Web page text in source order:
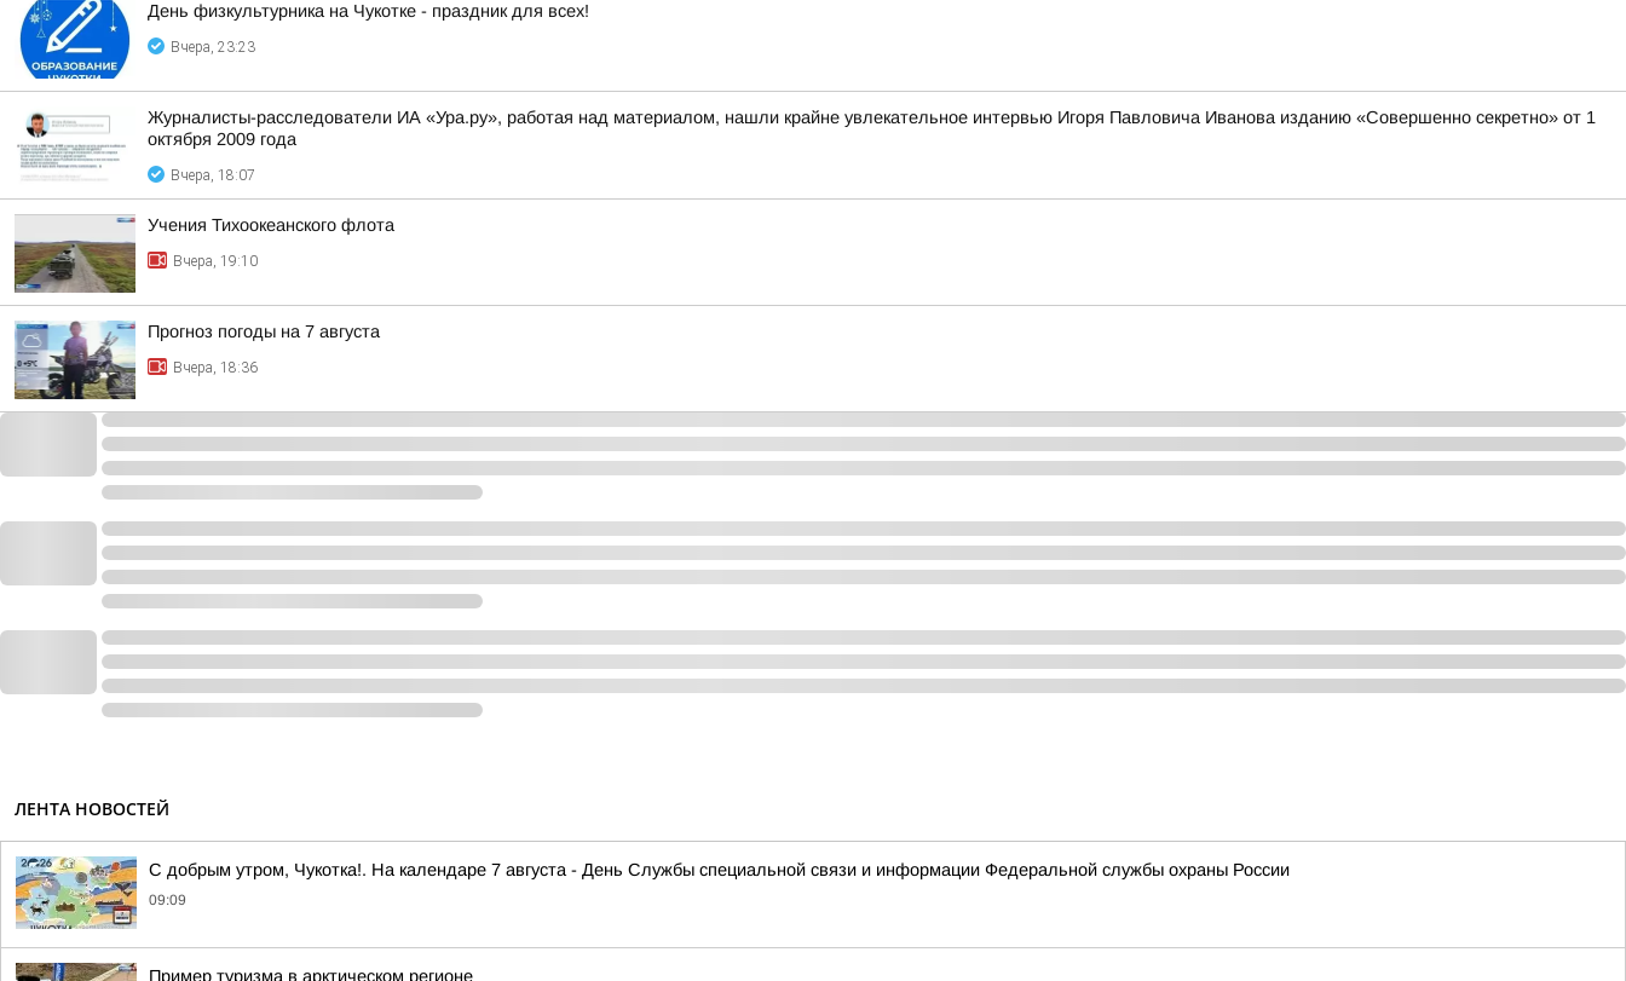
День физкультурника на Чукотке - праздник для всех!
Вчера, 23:23
Журналисты-расследователи ИА «Ура.ру», работая над материалом, нашли крайне увлекательное интервью Игоря Павловича Иванова изданию «Совершенно секретно» от 1
октября 2009 года
Вчера, 18:07
Учения Тихоокеанского флота
Вчера, 19:10
Прогноз погоды на 7 августа
Вчера, 18:36
ЛЕНТА НОВОСТЕЙ
С добрым утром, Чукотка!. На календаре 7 августа - День Службы специальной связи и информации Федеральной службы охраны России
09:09
Пример туризма в арктическом регионе